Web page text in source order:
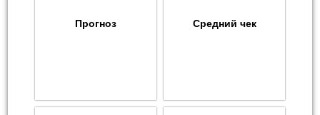
Прогноз Средний чек